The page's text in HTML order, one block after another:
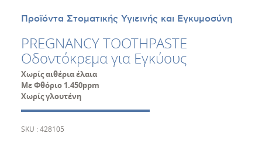
Προϊόντα Στοματικής Υγιεινής και Εγκυμοσύνη
PREGNANCY TOOTHPASTE
Οδοντόκρεμα για Εγκύους
Χωρίς αιθέρια έλαια
Με Φθόριο 1.450ppm
Χωρίς γλουτένη
SKU : 428105